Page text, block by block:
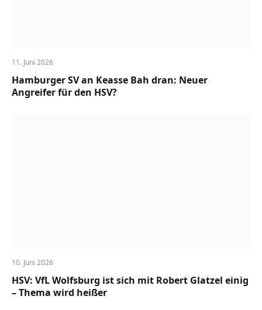
11. Juni 2026
Hamburger SV an Keasse Bah dran: Neuer
Angreifer für den HSV?
10. Juni 2026
HSV: VfL Wolfsburg ist sich mit Robert Glatzel einig
– Thema wird heißer